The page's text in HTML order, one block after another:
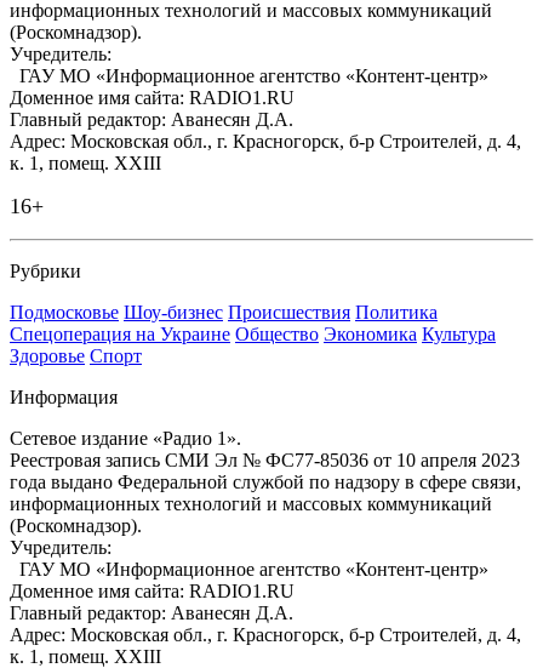
информационных технологий и массовых коммуникаций
(Роскомнадзор).
Учредитель:
ГАУ МО «Информационное агентство «Контент-центр»
Доменное имя сайта: RADIO1.RU
Главный редактор: Аванесян Д.А.
Адрес: Московская обл., г. Красногорск, б-р Строителей, д. 4,
к. 1, помещ. XXIII
16+
Рубрики
Подмосковье Шоу-бизнес Происшествия Политика
Спецоперация на Украине Общество Экономика Культура
Здоровье Спорт
Информация
Сетевое издание «Радио 1».
Реестровая запись СМИ Эл № ФС77-85036 от 10 апреля 2023
года выдано Федеральной службой по надзору в сфере связи,
информационных технологий и массовых коммуникаций
(Роскомнадзор).
Учредитель:
ГАУ МО «Информационное агентство «Контент-центр»
Доменное имя сайта: RADIO1.RU
Главный редактор: Аванесян Д.А.
Адрес: Московская обл., г. Красногорск, б-р Строителей, д. 4,
к. 1, помещ. XXIII